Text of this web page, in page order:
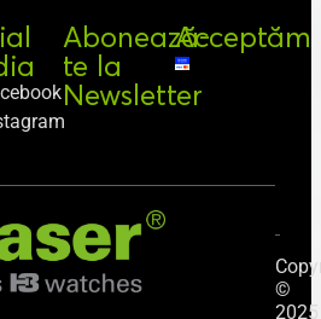
Abonează-
te la
Newsletter
Acceptăm
©
2025